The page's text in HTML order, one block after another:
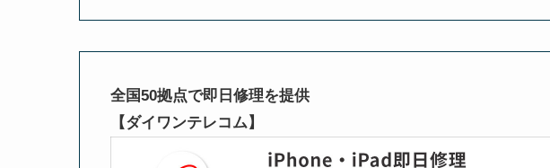
全国50拠点で即日修理を提供
【ダイワンテレコム】